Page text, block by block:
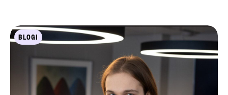
BLOGI